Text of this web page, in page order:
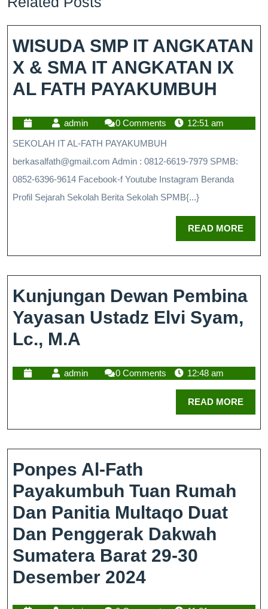
WISUDA SMP IT ANGKATAN
X & SMA IT ANGKATAN IX
AL FATH PAYAKUMBUH
admin 0 Comments
12:51 am
SEKOLAH IT AL-FATH PAYAKUMBUH
berkasalfath@gmail.com Admin : 0812-6619-7979 SPMB:
0852-6396-9614 Facebook-f Youtube Instagram Beranda
Profil Sejarah Sekolah Berita Sekolah SPMB{...}
READ MORE
Kunjungan Dewan Pembina
Yayasan Ustadz Elvi Syam,
Lc., M.A
admin 0 Comments 12:48 am
READ MORE
Ponpes Al-Fath
Payakumbuh Tuan Rumah
Dan Panitia Multaqo Duat
Dan Penggerak Dakwah
Sumatera Barat 29-30
Desember 2024